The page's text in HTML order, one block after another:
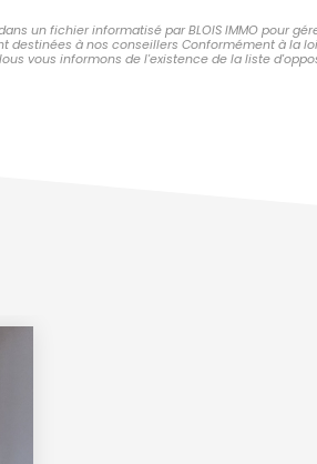
un fichier informatisé par BLOIS IMMO pour
à nos conseillers Conformément à la
vous informons de l'existence de la liste